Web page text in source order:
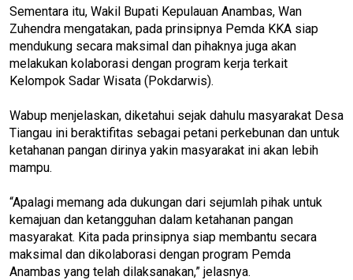
Sementara itu, Wakil Bupati Kepulauan Anambas, Wan
Zuhendra mengatakan, pada prinsipnya Pemda KKA siap
mendukung secara maksimal dan pihaknya juga akan
melakukan kolaborasi dengan program kerja terkait
Kelompok Sadar Wisata (Pokdarwis).
Wabup menjelaskan, diketahui sejak dahulu masyarakat Desa
Tiangau ini beraktifitas sebagai petani perkebunan dan untuk
ketahanan pangan dirinya yakin masyarakat ini akan lebih
mampu.
“Apalagi memang ada dukungan dari sejumlah pihak untuk
kemajuan dan ketangguhan dalam ketahanan pangan
masyarakat. Kita pada prinsipnya siap membantu secara
maksimal dan dikolaborasi dengan program Pemda
Anambas yang telah dilaksanakan,” jelasnya.